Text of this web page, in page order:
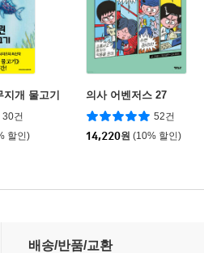
개 물고기
30건
할인)
의사 어벤저스 27
52건
14,220원 (10% 할인)
물+공룡+상어)
배송/반품/교환